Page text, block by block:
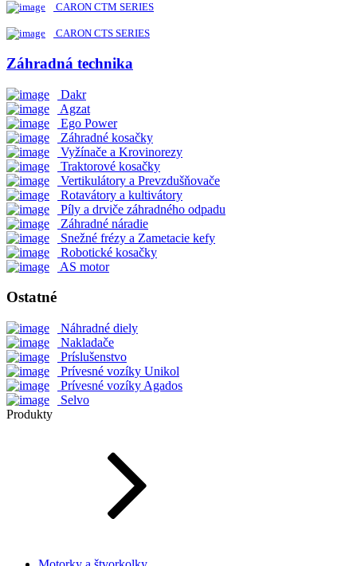
CARON CTM SERIES
CARON CTS SERIES
Záhradná technika
Dakr
Agzat
Ego Power
Záhradné kosačky
Vyžínače a Krovinorezy
Traktorové kosačky
Vertikulátory a Prevzdušňovače
Rotavátory a kultivátory
Píly a drviče záhradného odpadu
Záhradné náradie
Snežné frézy a Zametacie kefy
Robotické kosačky
AS motor
Ostatné
Náhradné diely
Nakladače
Príslušenstvo
Prívesné vozíky Unikol
Prívesné vozíky Agados
Selvo
Produkty